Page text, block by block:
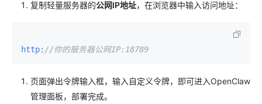
复制轻量服务器的公网IP地址，在浏览器中输入访问地址：
http: //你的服务器公网IP:18789
页面弹出令牌输入框，输入自定义令牌，即可进入OpenClaw
管理面板，部署完成。